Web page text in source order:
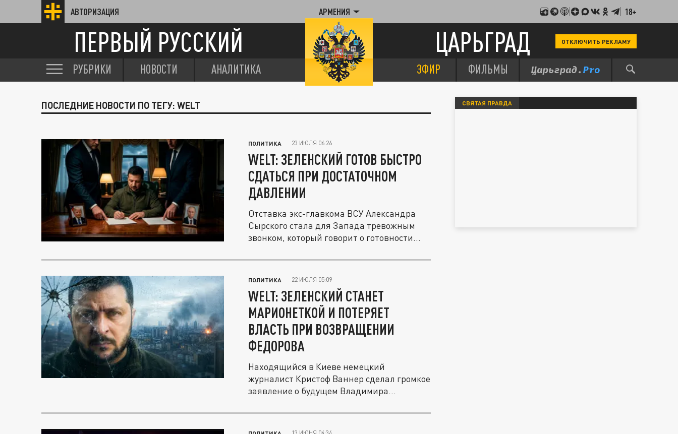
АВТОРИЗАЦИЯ АРМЕНИЯ 18+
ПЕРВЫЙ РУССКИЙ ЦАРЬГРАД ОТКЛЮЧИТЬ РЕКЛАМУ
РУБРИКИ НОВОСТИ АНАЛИТИКА ЭФИР ФИЛЬМЫ
ПОСЛЕДНИЕ НОВОСТИ ПО ТЕГУ: WELT
ПОЛИТИКА 23 ИЮЛЯ 06:26
WELT: ЗЕЛЕНСКИЙ ГОТОВ БЫСТРО
СДАТЬСЯ ПРИ ДОСТАТОЧНОМ
ДАВЛЕНИИ
Отставка экс-главкома ВСУ Александра
Сырского стала для Запада тревожным
звонком, который говорит о готовности...
ПОЛИТИКА 22 ИЮЛЯ 05:09
WELT: ЗЕЛЕНСКИЙ СТАНЕТ
МАРИОНЕТКОЙ И ПОТЕРЯЕТ
ВЛАСТЬ ПРИ ВОЗВРАЩЕНИИ
ФЕДОРОВА
Находящийся в Киеве немецкий
журналист Кристоф Ваннер сделал громкое
заявление о будущем Владимира
СВЯТАЯ ПРАВДА